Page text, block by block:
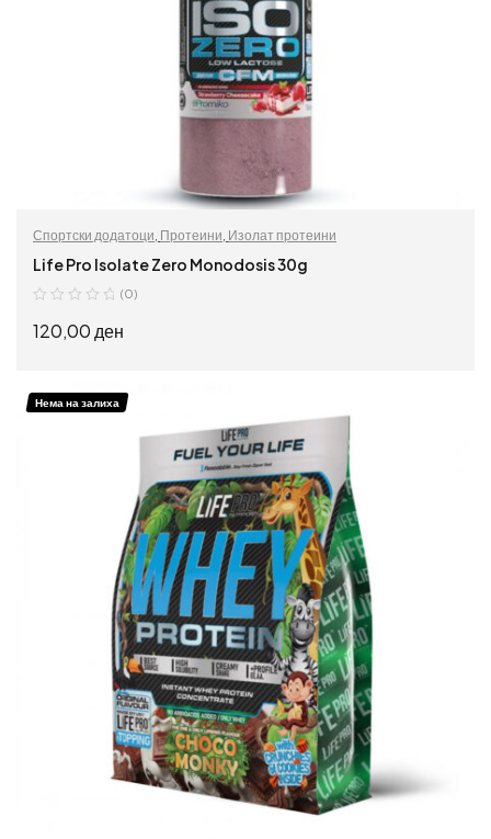
Спортски додатоци Протеини Изолат протеини
Life Pro Isolate Zero Monodosis 30g
(0)
120,00 ден
Нема на залиха